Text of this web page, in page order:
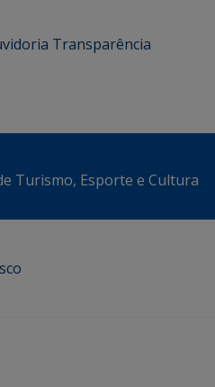
Transparência
Turismo, Esporte e Cultura